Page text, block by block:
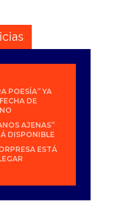
POESÍA” YA
DE
AJENAS”
DISPONIBLE
ESTÁ